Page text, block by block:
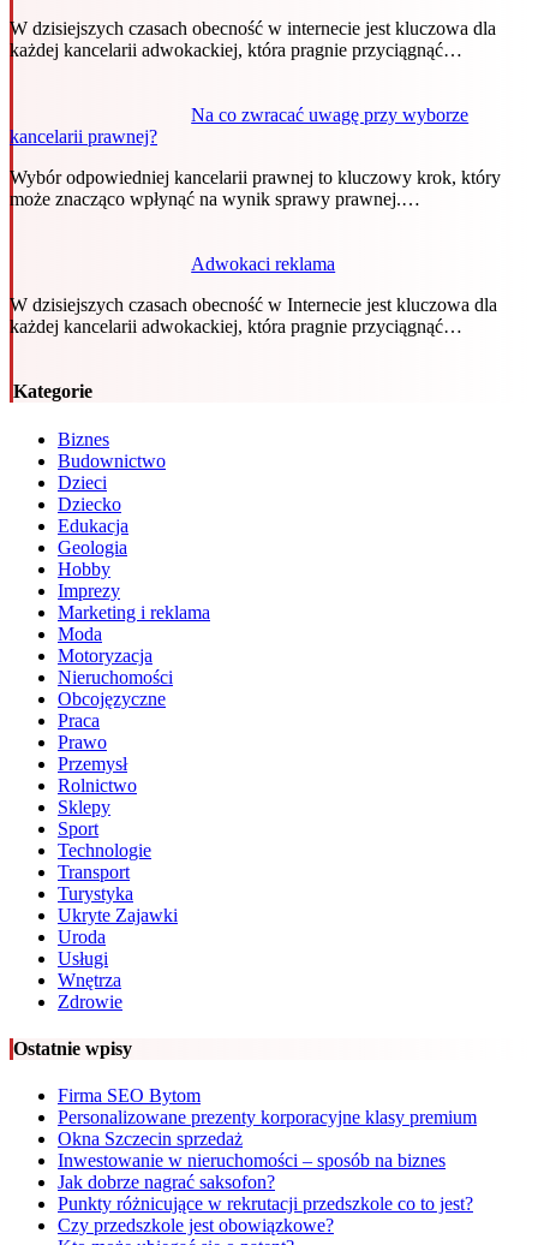
W dzisiejszych czasach obecność w internecie jest kluczowa dla
każdej kancelarii adwokackiej, która pragnie przyciągnąć…
Na co zwracać uwagę przy wyborze
kancelarii prawnej?
Wybór odpowiedniej kancelarii prawnej to kluczowy krok, który
może znacząco wpłynąć na wynik sprawy prawnej.…
Adwokaci reklama
W dzisiejszych czasach obecność w Internecie jest kluczowa dla
każdej kancelarii adwokackiej, która pragnie przyciągnąć…
Kategorie
Biznes
Budownictwo
Dzieci
Dziecko
Edukacja
Geologia
Hobby
Imprezy
Marketing i reklama
Moda
Motoryzacja
Nieruchomości
Obcojęzyczne
Praca
Prawo
Przemysł
Rolnictwo
Sklepy
Sport
Technologie
Transport
Turystyka
Ukryte Zajawki
Uroda
Usługi
Wnętrza
Zdrowie
Ostatnie wpisy
Firma SEO Bytom
Personalizowane prezenty korporacyjne klasy premium
Okna Szczecin sprzedaż
Inwestowanie w nieruchomości – sposób na biznes
Jak dobrze nagrać saksofon?
Punkty różnicujące w rekrutacji przedszkole co to jest?
Czy przedszkole jest obowiązkowe?